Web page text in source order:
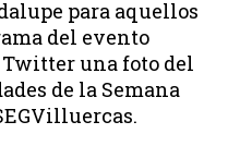
para aquellos
del evento
una foto del
de la Semana